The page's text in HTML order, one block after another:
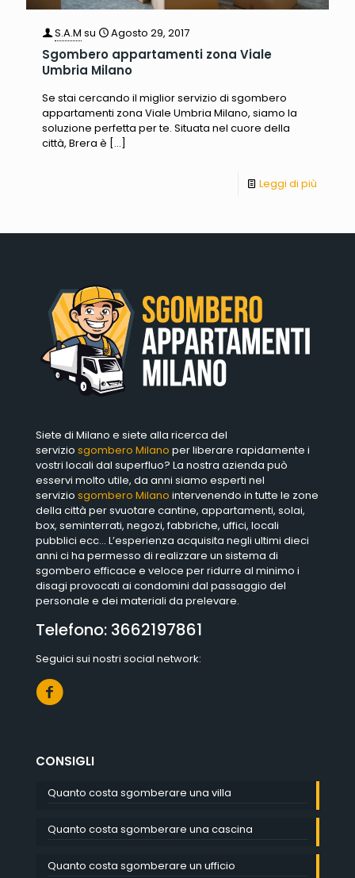
S.A.M su Agosto 29, 2017
Sgombero appartamenti zona Viale
Umbria Milano
Se stai cercando il miglior servizio di sgombero
appartamenti zona Viale Umbria Milano, siamo la
soluzione perfetta per te. Situata nel cuore della
città, Brera è […]
Leggi di più
Siete di Milano e siete alla ricerca del
servizio sgombero Milano per liberare rapidamente i
vostri locali dal superfluo? La nostra azienda può
esservi molto utile, da anni siamo esperti nel
servizio sgombero Milano intervenendo in tutte le zone
della città per svuotare cantine, appartamenti, solai,
box, seminterrati, negozi, fabbriche, uffici, locali
pubblici ecc… L’esperienza acquisita negli ultimi dieci
anni ci ha permesso di realizzare un sistema di
sgombero efficace e veloce per ridurre al minimo i
disagi provocati ai condomini dal passaggio del
personale e dei materiali da prelevare.
Telefono: 3662197861
Seguici sui nostri social network:
CONSIGLI
Quanto costa sgomberare una villa
Quanto costa sgomberare una cascina
Quanto costa sgomberare un ufficio